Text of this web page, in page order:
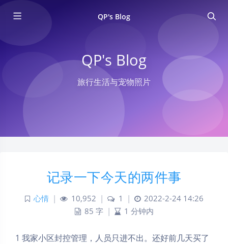
QP's Blog
QP's Blog
旅行生活与宠物照片
记录一下今天的两件事
心情 | 10,952 | 1 |
2022-2-24 14:26
85 字 | 1 分钟内
1 我家小区封控管理，人员只进不出。还好前几天买了